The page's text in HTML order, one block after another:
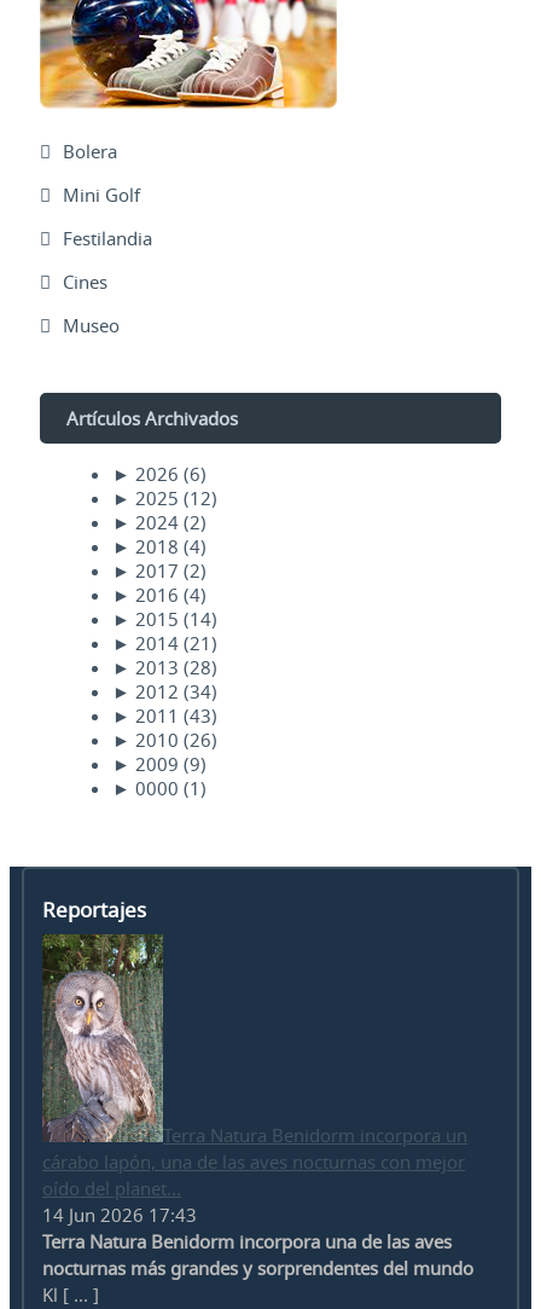
Bolera
Mini Golf
Festilandia
Cines
Museo
Artículos Archivados
► 2026 (6)
► 2025 (12)
► 2024 (2)
► 2018 (4)
► 2017 (2)
► 2016 (4)
► 2015 (14)
► 2014 (21)
► 2013 (28)
► 2012 (34)
► 2011 (43)
► 2010 (26)
► 2009 (9)
► 0000 (1)
Reportajes
Terra Natura Benidorm incorpora un
cárabo lapón, una de las aves nocturnas con mejor
oído del planet...
14 Jun 2026 17:43
Terra Natura Benidorm incorpora una de las aves
nocturnas más grandes y sorprendentes del mundo
Kl [ ... ]